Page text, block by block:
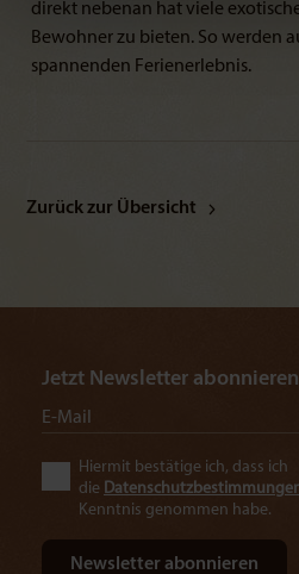
direkt nebenan hat viele
Bewohner zu bieten. So werden
spannenden Ferienerlebnis.
Zurück zur Übersicht
Jetzt Newsletter abonnieren
Hiermit bestätige ich, dass ich
die
Kenntnis genommen habe.